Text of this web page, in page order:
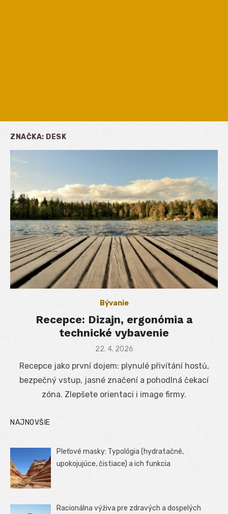
ZNAČKA: DESK
Bývanie
Recepce: Dizajn, ergonómia a
technické vybavenie
Posted
22. 4. 2026
Recepce jako první dojem: plynulé přivítání hostů,
bezpečný vstup, jasné značení a pohodlná čekací
zóna. Zlepšete orientaci i image firmy.
NAJNOVŠIE
Pleťové masky: Typológia (hydratačné,
upokojujúce, čistiace) a ich funkcia
Racionálna výživa pre zdravých a dospelých